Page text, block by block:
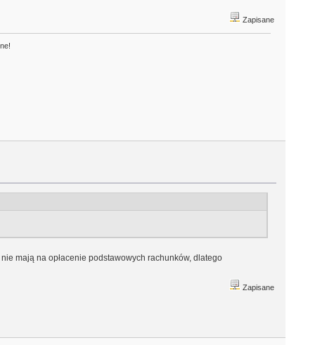
Zapisane
mają na opłacenie podstawowych rachunków, dlatego
Zapisane